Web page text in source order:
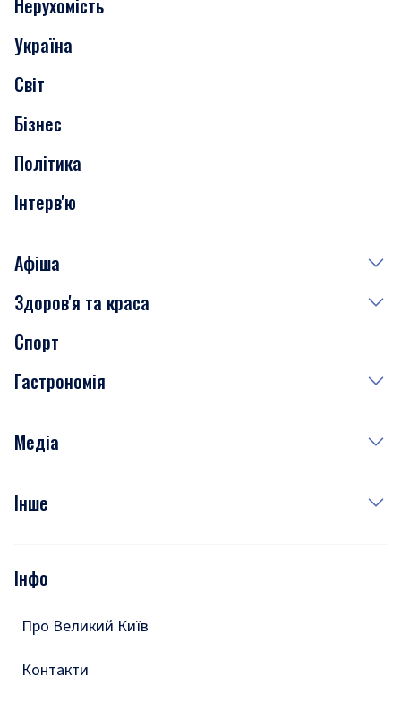
Події
Скандали
Нерухомість
Транспорт
Нерухомість
Україна
Світ
Бізнес
Політика
Інтерв'ю
Афіша
Сьогодні
Завтра
Субота
Здоров'я та краса
Медицина
Краса
Спорт
Гастрономія
Рецепти
Медіа
Фото
Подкасти
Інше
Тести
Інфо
Про Великий Київ
Контакти